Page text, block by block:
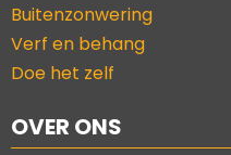
Buitenzonwering
Verf en behang
Doe het zelf
OVER ONS